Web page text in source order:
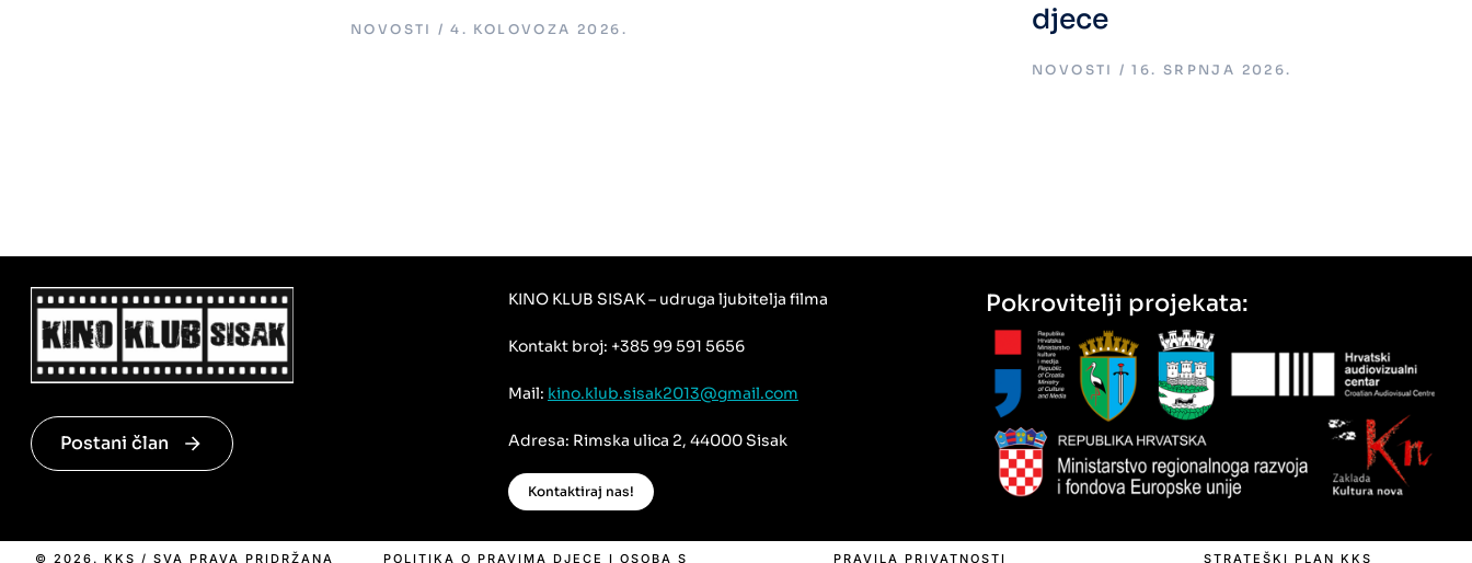
NOVOSTI 4. KOLOVOZA 2026.
djece
NOVOSTI 16. SRPNJA 2026.
Postani član
KINO KLUB SISAK – udruga ljubitelja filma
Kontakt broj: +385 99 591 5656
Mail: kino.klub.sisak2013@gmail.com
Adresa: Rimska ulica 2, 44000 Sisak
Kontaktiraj nas!
Pokrovitelji projekata:
© 2026. KKS / SVA PRAVA PRIDRŽANA POLITIKA O PRAVIMA DJECE I OSOBA S PRAVILA PRIVATNOSTI STRATEŠKI PLAN KKS